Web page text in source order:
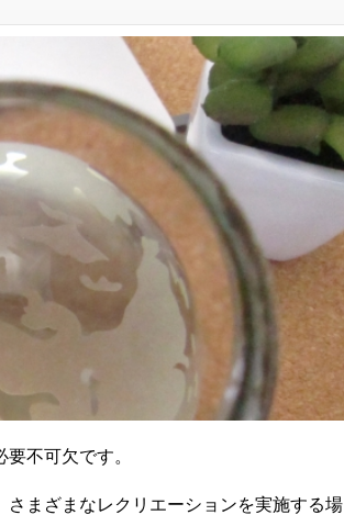
不可欠です。
まざまなレクリエーションを実施する場